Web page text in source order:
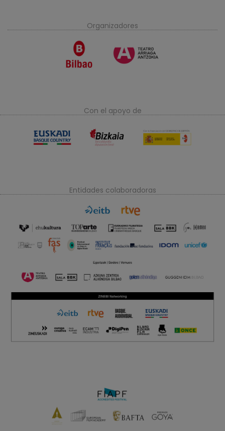
Organizadores
Con el apoyo de
Entidades colaboradoras